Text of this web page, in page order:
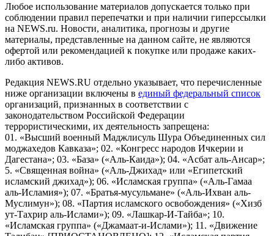
Любое использование материалов допускается только при
соблюдении правил перепечатки и при наличии гиперссылки
на NEWS.ru. Новости, аналитика, прогнозы и другие
материалы, представленные на данном сайте, не являются
офертой или рекомендацией к покупке или продаже каких-
либо активов.
Редакция NEWS.RU отдельно указывает, что перечисленные
ниже организации включены в единый федеральный список
организаций, признанных в соответствии с
законодательством Российской Федерации
террористическими, их деятельность запрещена:
01. «Высший военный Маджлисуль Шура Объединенных сил
моджахедов Кавказа»; 02. «Конгресс народов Ичкерии и
Дагестана»; 03. «База» («Аль-Каида»); 04. «Асбат аль-Ансар»;
5. «Священная война» («Аль-Джихад» или «Египетский
исламский джихад»); 06. «Исламская группа» («Аль-Гамаа
аль-Исламия»); 07. «Братья-мусульмане» («Аль-Ихван аль-
Муслимун»); 08. «Партия исламского освобождения» («Хизб
ут-Тахрир аль-Ислами»); 09. «Лашкар-И-Тайба»; 10.
«Исламская группа» («Джамаат-и-Ислами»); 11. «Движение